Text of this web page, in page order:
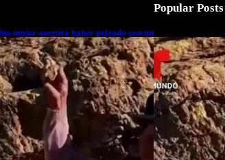
mujer asegura haber peleado con un
cuerpo a cuerpo
Popular Posts